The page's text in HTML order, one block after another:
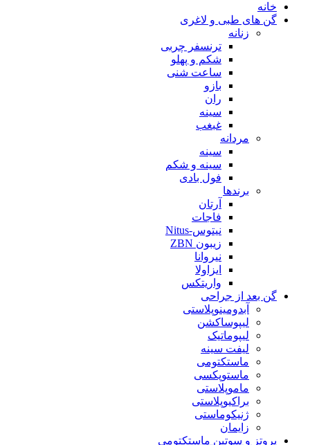
خانه
گن های طبی و لاغری
زنانه
ترنسفر چربی
شکم و پهلو
ساعت شنی
بازو
ران
سینه
غبغب
مردانه
سینه
سینه و شکم
فول بادی
برندها
آرتان
فاجات
نیتوس-Nitus
زیبون ZBN
نیروانا
ایزاولا
واریتکس
گن بعد از جراحی
آبدومینوپلاستی
لیپوساکشن
لیپوماتیک
لیفت سینه
ماستکتومی
ماستوپکسی
ماموپلاستی
براکیوپلاستی
ژنیکوماستی
زایمان
پروتز و سوتین ماستکتومی